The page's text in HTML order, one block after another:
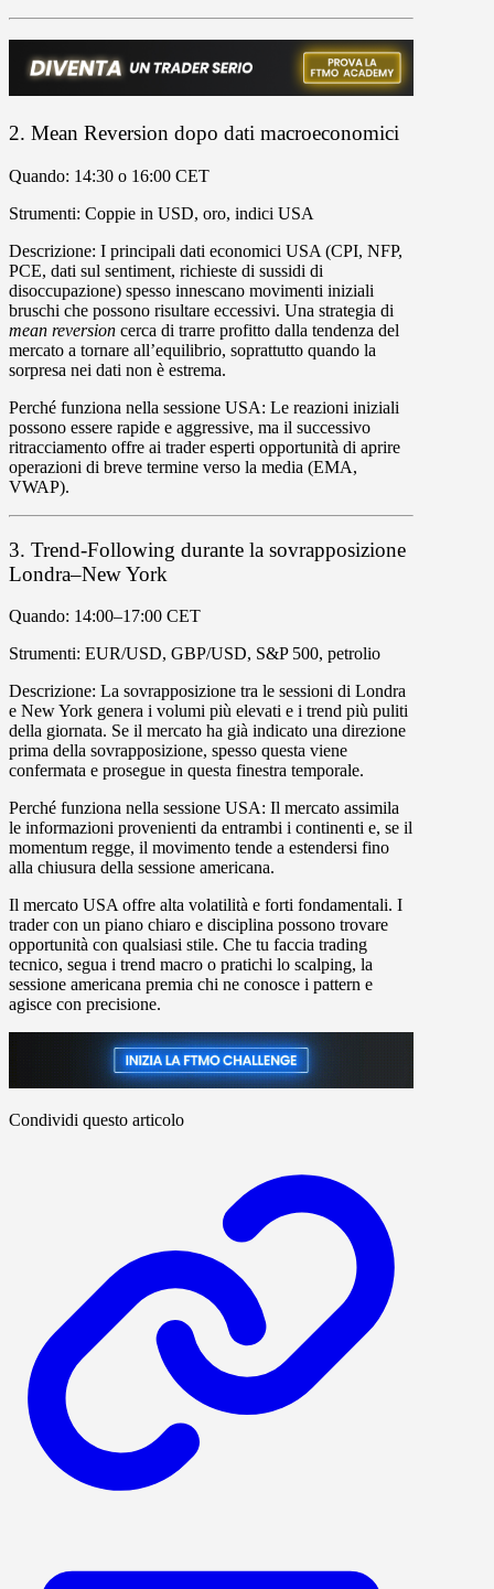
2. Mean Reversion dopo dati macroeconomici
Quando: 14:30 o 16:00 CET
Strumenti: Coppie in USD, oro, indici USA
Descrizione: I principali dati economici USA (CPI, NFP,
PCE, dati sul sentiment, richieste di sussidi di
disoccupazione) spesso innescano movimenti iniziali
bruschi che possono risultare eccessivi. Una strategia di
mean reversion cerca di trarre profitto dalla tendenza del
mercato a tornare all’equilibrio, soprattutto quando la
sorpresa nei dati non è estrema.
Perché funziona nella sessione USA: Le reazioni iniziali
possono essere rapide e aggressive, ma il successivo
ritracciamento offre ai trader esperti opportunità di aprire
operazioni di breve termine verso la media (EMA,
VWAP).
3. Trend-Following durante la sovrapposizione
Londra–New York
Quando: 14:00–17:00 CET
Strumenti: EUR/USD, GBP/USD, S&P 500, petrolio
Descrizione: La sovrapposizione tra le sessioni di Londra
e New York genera i volumi più elevati e i trend più puliti
della giornata. Se il mercato ha già indicato una direzione
prima della sovrapposizione, spesso questa viene
confermata e prosegue in questa finestra temporale.
Perché funziona nella sessione USA: Il mercato assimila
le informazioni provenienti da entrambi i continenti e, se il
momentum regge, il movimento tende a estendersi fino
alla chiusura della sessione americana.
Il mercato USA offre alta volatilità e forti fondamentali. I
trader con un piano chiaro e disciplina possono trovare
opportunità con qualsiasi stile. Che tu faccia trading
tecnico, segua i trend macro o pratichi lo scalping, la
sessione americana premia chi ne conosce i pattern e
agisce con precisione.
Condividi questo articolo